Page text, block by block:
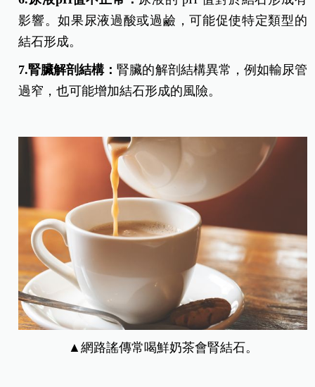
影響。如果尿液過酸或過鹼，可能促使特定類型的
結石形成。
7.腎臟解剖結構：腎臟的解剖結構異常，例如輸尿管
過窄，也可能增加結石形成的風險。
▲網路謠傳常喝鮮奶茶會腎結石。